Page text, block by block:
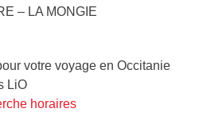
– LA MONGIE
votre voyage en Occitanie
LiO
horaires